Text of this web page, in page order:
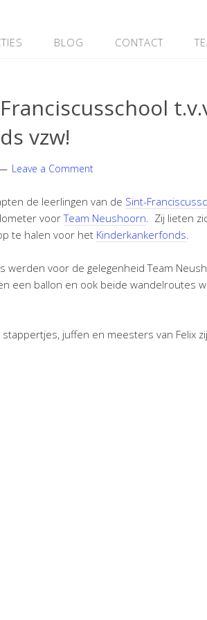
BLOG CONTACT
vzw!
Leave a Comment
de leerlingen van de Sint-
voorTeam Neushoorn. Zij lieten
te halen voor het Kinderkankerfonds.
werden voor de gelegenheid Team
een ballon en ook beide wandelroutes
juffen en meesters van Felix